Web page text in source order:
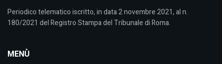
Periodico telematico iscritto, in data 2 novembre 2021, al n.
180/2021 del Registro Stampa del Tribunale di Roma.
MENÙ